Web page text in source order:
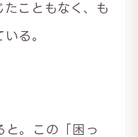
こともなく、も
る。
と。この「困っ